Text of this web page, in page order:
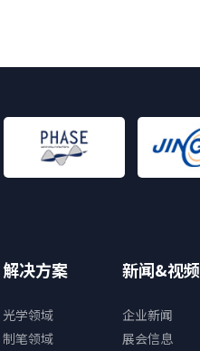
解决方案
光学领域
制笔领域
新闻&视频
企业新闻
展会信息